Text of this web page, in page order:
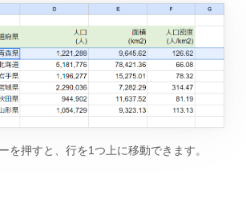
を押すと、行を1つ上に移動できます。